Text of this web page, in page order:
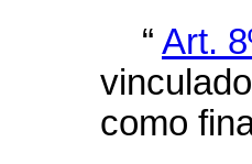
“ Art.
como